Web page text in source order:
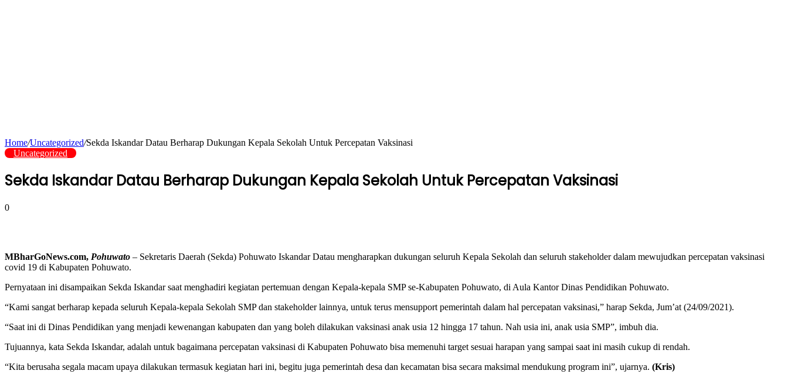
Home/Uncategorized/Sekda Iskandar Datau Berharap Dukungan Kepala Sekolah Untuk Percepatan Vaksinasi
Uncategorized
Sekda Iskandar Datau Berharap Dukungan Kepala Sekolah Untuk Percepatan Vaksinasi
0
MBharGoNews.com, Pohuwato – Sekretaris Daerah (Sekda) Pohuwato Iskandar Datau mengharapkan dukungan seluruh Kepala Sekolah dan seluruh stakeholder dalam mewujudkan percepatan vaksinasi
covid 19 di Kabupaten Pohuwato.
Pernyataan ini disampaikan Sekda Iskandar saat menghadiri kegiatan pertemuan dengan Kepala-kepala SMP se-Kabupaten Pohuwato, di Aula Kantor Dinas Pendidikan Pohuwato.
“Kami sangat berharap kepada seluruh Kepala-kepala Sekolah SMP dan stakeholder lainnya, untuk terus mensupport pemerintah dalam hal percepatan vaksinasi,” harap Sekda, Jum’at (24/09/2021).
“Saat ini di Dinas Pendidikan yang menjadi kewenangan kabupaten dan yang boleh dilakukan vaksinasi anak usia 12 hingga 17 tahun. Nah usia ini, anak usia SMP”, imbuh dia.
Tujuannya, kata Sekda Iskandar, adalah untuk bagaimana percepatan vaksinasi di Kabupaten Pohuwato bisa memenuhi target sesuai harapan yang sampai saat ini masih cukup di rendah.
“Kita berusaha segala macam upaya dilakukan termasuk kegiatan hari ini, begitu juga pemerintah desa dan kecamatan bisa secara maksimal mendukung program ini”, ujarnya. (Kris)